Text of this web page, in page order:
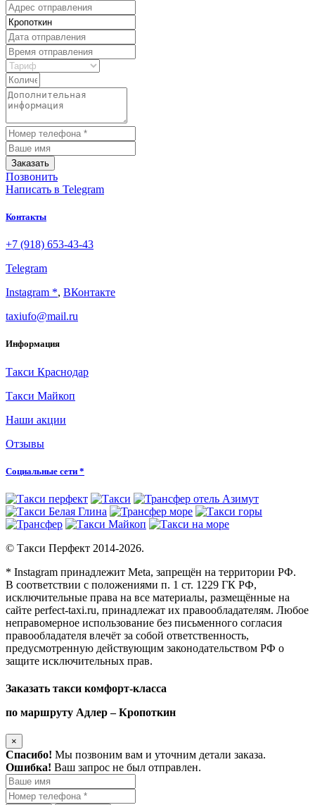
Заказать
Позвонить
Написать в Telegram
Контакты
+7 (918) 653-43-43
Telegram
Instagram *, ВКонтакте
taxiufo@mail.ru
Информация
Такси Краснодар
Такси Майкоп
Наши акции
Отзывы
Социальные сети *
© Такси Перфект 2014-2026.
* Instagram принадлежит Meta, запрещён на территории РФ.
В соответствии с положениями п. 1 ст. 1229 ГК РФ,
исключительные права на все материалы, размещённые на
сайте perfect-taxi.ru, принадлежат их правообладателям. Любое
неправомерное использование без письменного согласия
правообладателя влечёт за собой ответственность,
предусмотренную действующим законодательством РФ о
защите исключительных прав.
Заказать такси комфорт-класса
по маршруту Адлер – Кропоткин
×
Спасибо! Мы позвоним вам и уточним детали заказа.
Ошибка! Ваш запрос не был отправлен.